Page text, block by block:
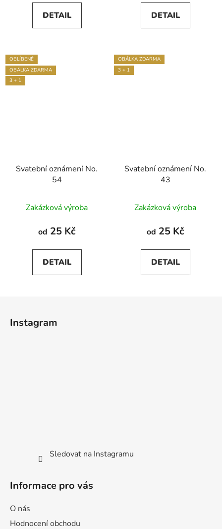
DETAIL
5,0
z
DETAIL
OBLÍBENÉ
OBÁLKA ZDARMA
3 + 1
Svatební oznámení No.
54
hodnocení
produktu
5,0
z
Zakázková výroba
od 25 Kč
DETAIL
OBÁLKA ZDARMA
3 + 1
Svatební oznámení No.
43
hodnocení
produktu
5,0
z
Zakázková výroba
od 25 Kč
DETAIL
Instagram
Sledovat na Instagramu
Informace pro vás
O nás
Hodnocení obchodu